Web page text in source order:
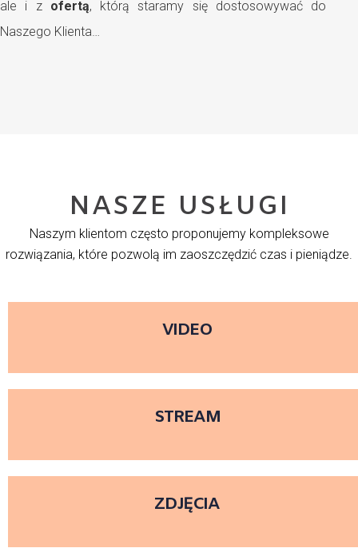
ale i z ofertą, którą staramy się dostosowywać do
Naszego Klienta…
NASZE USŁUGI
Naszym klientom często proponujemy kompleksowe
rozwiązania, które pozwolą im zaoszczędzić czas i pieniądze.
VIDEO
STREAM
ZDJĘCIA